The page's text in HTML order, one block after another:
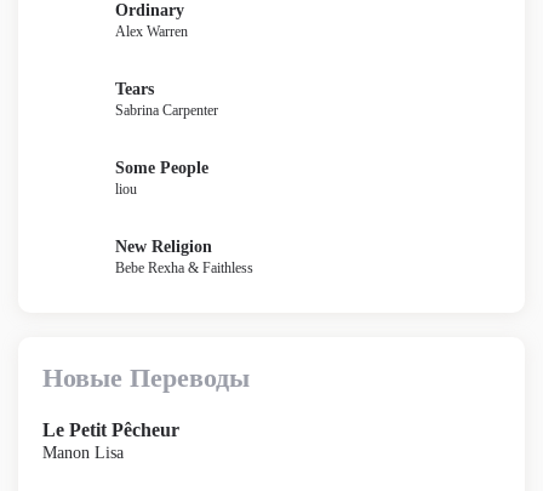
Ordinary
Alex Warren
Tears
Sabrina Carpenter
Some People
liou
New Religion
Bebe Rexha & Faithless
Новые Переводы
Le Petit Pêcheur
Manon Lisa